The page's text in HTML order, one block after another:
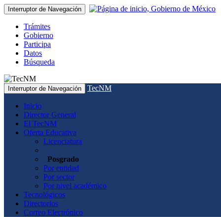
Interruptor de Navegación
Trámites
Gobierno
Participa
Datos
Búsqueda
Interruptor de Navegación TecNM
Inicio
Director General
El TecNM
Oferta Educativa
Licenciatura
Posgrado
Por entidad
Por sector
Por nivel académico
Tecnológicos
Directorios
Correo Electrónico